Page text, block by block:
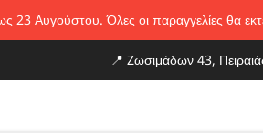
23 Αυγούστου. Όλες οι παραγγελίες θα
📍 Zωσιμάδων 43,